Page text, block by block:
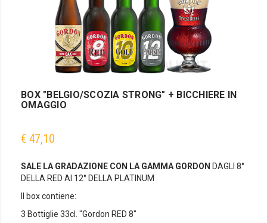
BOX "BELGIO/SCOZIA STRONG" + BICCHIERE IN
OMAGGIO
€ 47,10
SALE LA GRADAZIONE CON LA GAMMA GORDON DAGLI 8°
DELLA RED AI 12° DELLA PLATINUM
Il box contiene:
3 Bottiglie 33cl. "Gordon RED 8"